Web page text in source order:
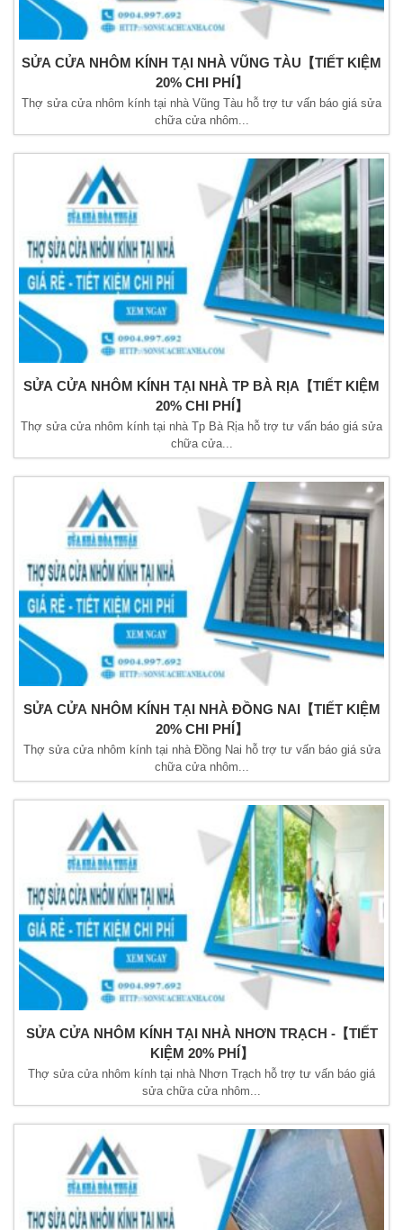
SỬA CỬA NHÔM KÍNH TẠI NHÀ VŨNG TÀU【TIẾT KIỆM
20% CHI PHÍ】
Thợ sửa cửa nhôm kính tại nhà Vũng Tàu hỗ trợ tư vấn báo giá sửa
chữa cửa nhôm...
SỬA CỬA NHÔM KÍNH TẠI NHÀ TP BÀ RỊA【TIẾT KIỆM
20% CHI PHÍ】
Thợ sửa cửa nhôm kính tại nhà Tp Bà Rịa hỗ trợ tư vấn báo giá sửa
chữa cửa...
SỬA CỬA NHÔM KÍNH TẠI NHÀ ĐỒNG NAI【TIẾT KIỆM
20% CHI PHÍ】
Thợ sửa cửa nhôm kính tại nhà Đồng Nai hỗ trợ tư vấn báo giá sửa
chữa cửa nhôm...
SỬA CỬA NHÔM KÍNH TẠI NHÀ NHƠN TRẠCH -【TIẾT
KIỆM 20% PHÍ】
Thợ sửa cửa nhôm kính tại nhà Nhơn Trạch hỗ trợ tư vấn báo giá
sửa chữa cửa nhôm...